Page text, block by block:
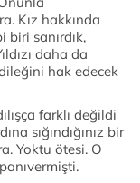
Kız hakkında
sanırdık,
daha da
dileğini hak edecek
farklı değildi
sığındığınız bir
Yoktu ötesi. O